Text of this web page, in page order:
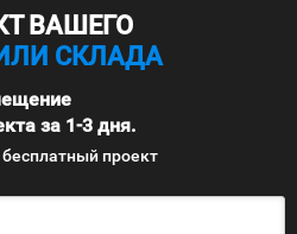
ВАШЕГО
СКЛАДА
за 1-3 дня.
проект